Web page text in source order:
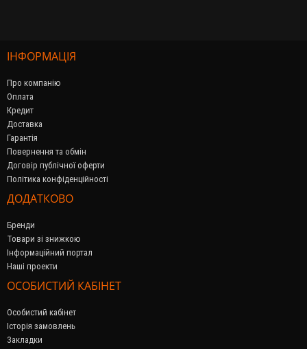
ІНФОРМАЦІЯ
Про компанію
Оплата
Кредит
Доставка
Гарантія
Повернення та обмін
Договір публічної оферти
Політика конфіденційності
ДОДАТКОВО
Бренди
Товари зі знижкою
Інформаційний портал
Наші проекти
ОСОБИСТИЙ КАБІНЕТ
Особистий кабінет
Історія замовлень
Закладки